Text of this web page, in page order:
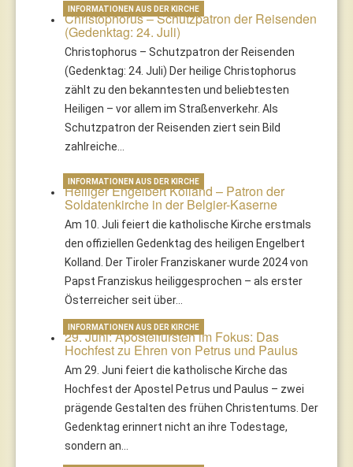
Christophorus – Schutzpatron der Reisenden
(Gedenktag: 24. Juli)
Christophorus – Schutzpatron der Reisenden
(Gedenktag: 24. Juli) Der heilige Christophorus
zählt zu den bekanntesten und beliebtesten
Heiligen – vor allem im Straßenverkehr. Als
Schutzpatron der Reisenden ziert sein Bild
zahlreiche…
INFORMATIONEN AUS DER KIRCHE
Heiliger Engelbert Kolland – Patron der
Soldatenkirche in der Belgier-Kaserne
Am 10. Juli feiert die katholische Kirche erstmals
den offiziellen Gedenktag des heiligen Engelbert
Kolland. Der Tiroler Franziskaner wurde 2024 von
Papst Franziskus heiliggesprochen – als erster
Österreicher seit über…
INFORMATIONEN AUS DER KIRCHE
29. Juni: Apostelfürsten im Fokus: Das
Hochfest zu Ehren von Petrus und Paulus
Am 29. Juni feiert die katholische Kirche das
Hochfest der Apostel Petrus und Paulus – zwei
prägende Gestalten des frühen Christentums. Der
Gedenktag erinnert nicht an ihre Todestage,
sondern an…
INFORMATIONEN AUS DER KIRCHE